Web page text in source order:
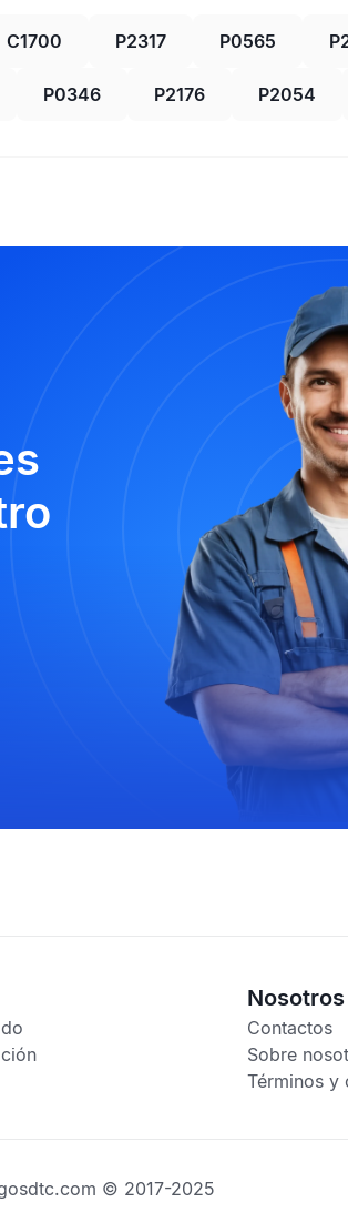
C1700 P2317 P0565
P0346 P2176 P2054
Nosotros
Contactos
Sobre
Términos y
© 2017-2025